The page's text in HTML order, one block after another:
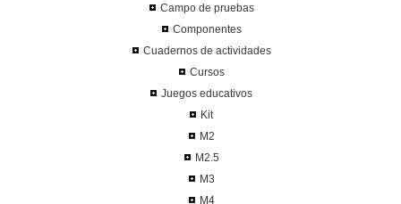
Campo de pruebas
Componentes
Cuadernos de actividades
Cursos
Juegos educativos
Kit
M2
M2.5
M3
M4